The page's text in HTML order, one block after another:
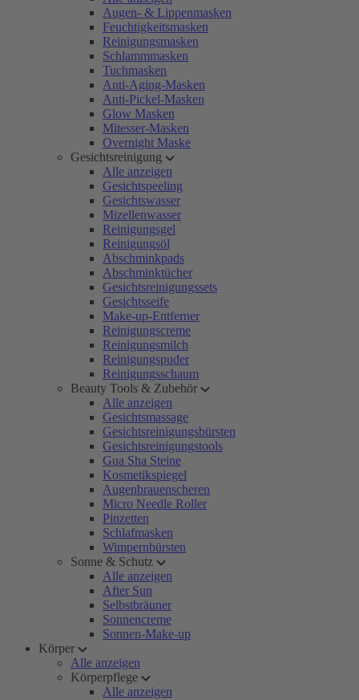
Augen- & Lippenmasken
Feuchtigkeitsmasken
Reinigungsmasken
Schlammmasken
Tuchmasken
Anti-Aging-Masken
Anti-Pickel-Masken
Glow Masken
Mitesser-Masken
Overnight Maske
Gesichtsreinigung
Alle anzeigen
Gesichtspeeling
Gesichtswasser
Mizellenwasser
Reinigungsgel
Reinigungsöl
Abschminkpads
Abschminktücher
Gesichtsreinigungssets
Gesichtsseife
Make-up-Entferner
Reinigungscreme
Reinigungsmilch
Reinigungspuder
Reinigungsschaum
Beauty Tools & Zubehör
Alle anzeigen
Gesichtsmassage
Gesichtsreinigungsbürsten
Gesichtsreinigungstools
Gua Sha Steine
Kosmetikspiegel
Augenbrauenscheren
Micro Needle Roller
Pinzetten
Schlafmasken
Wimpernbürsten
Sonne & Schutz
Alle anzeigen
After Sun
Selbstbräuner
Sonnencreme
Sonnen-Make-up
Körper
Alle anzeigen
Körperpflege
Alle anzeigen